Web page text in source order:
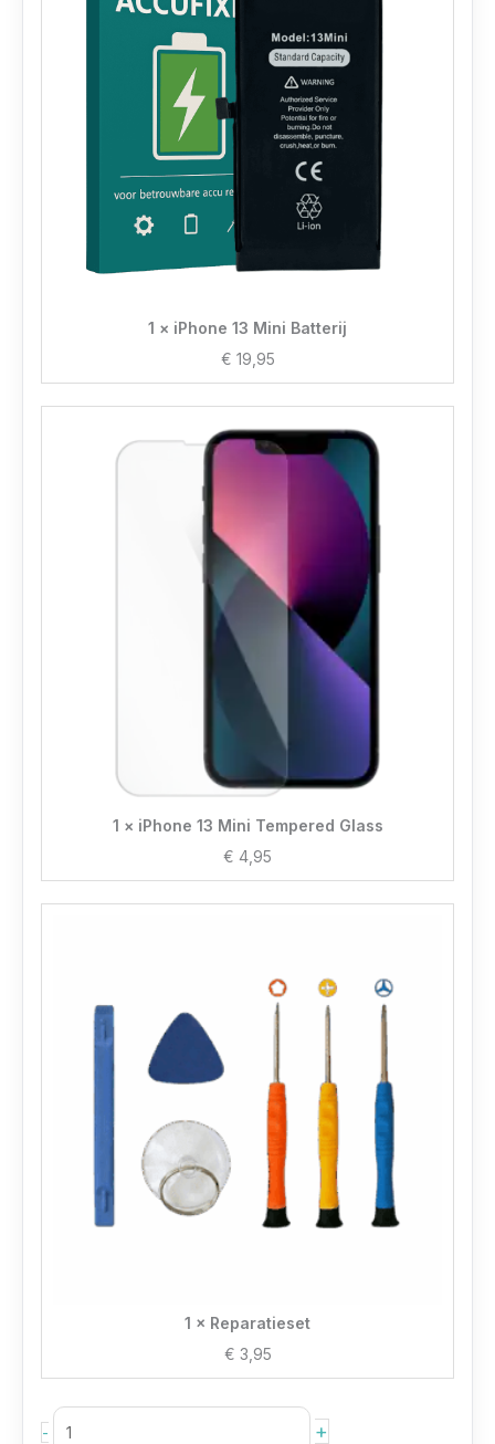
1 × iPhone 13 Mini Batterij
€ 19,95
1 × iPhone 13 Mini Tempered Glass
€ 4,95
1 × Reparatieset
€ 3,95
- +